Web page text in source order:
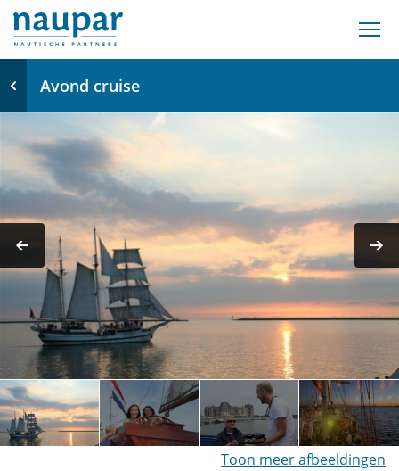
Avond cruise
Toon meer afbeeldingen